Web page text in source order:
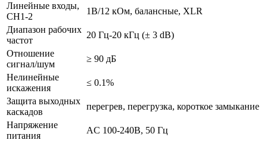
Линейные входы,
CH1-2
1В/12 кОм, балансные, XLR
Диапазон рабочих
частот
20 Гц-20 кГц (± 3 dB)
Отношение
сигнал/шум
≥ 90 дБ
Нелинейные
искажения
≤ 0.1%
Защита выходных
каскадов
перегрев, перегрузка, короткое замыкание
Напряжение
питания
AC 100-240В, 50 Гц